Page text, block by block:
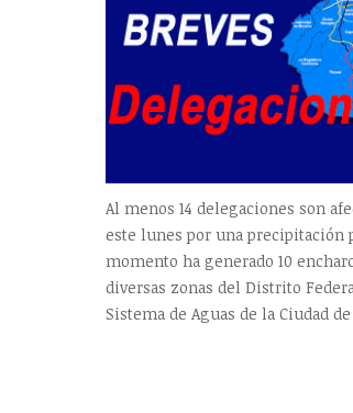
Al menos 14 delegaciones son
este lunes por una precipitación
momento ha generado 10
diversas zonas del Distrito
Sistema de Aguas de la Ciudad